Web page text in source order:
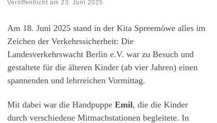
Veröffentlicht am 23. Juni 2025
Am 18. Juni 2025 stand in der Kita Spreemöwe alles im
Zeichen der Verkehrssicherheit: Die
Landesverkehrswacht Berlin e.V. war zu Besuch und
gestaltete für die älteren Kinder (ab vier Jahren) einen
spannenden und lehrreichen Vormittag.
Mit dabei war die Handpuppe Emil, die die Kinder
durch verschiedene Mitmachstationen begleitete. In